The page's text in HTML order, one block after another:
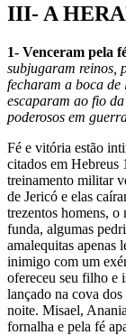
III- A
1- Venceram pela
subjugaram reinos,
fecharam a boca de
escaparam ao fio
poderosos em
Fé e vitória estão
citados em Hebreus
treinamento militar
de Jericó e elas
trezentos homens,
funda, algumas
amalequitas apenas
inimigo com um
ofereceu seu filho e
lançado na cova
noite. Misael,
fornalha e pela fé